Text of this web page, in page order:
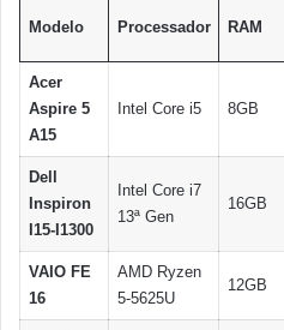
Modelo Processador RAM
Acer
Aspire 5
A15
Intel Core i5 8GB
Dell
Inspiron
I15-I1300
Intel Core i7
13ª Gen
16GB
VAIO FE
16
AMD Ryzen
5-5625U
12GB